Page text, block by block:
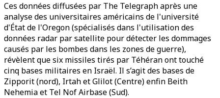
Ces données diffusées par The Telegraph après une
analyse des universitaires américains de l'université
d'État de l'Oregon (spécialisés dans l'utilisation des
données radar par satellite pour détecter les dommages
causés par les bombes dans les zones de guerre),
révèlent que six missiles tirés par Téhéran ont touché
cinq bases militaires en Israël. Il s’agit des bases de
Zipporit (nord), Irtah et Glilot (Centre) enfin Beith
Nehemia et Tel Nof Airbase (Sud).